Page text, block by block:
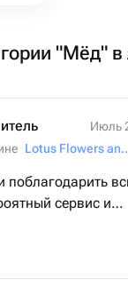
"Мёд" в
Июль
Lotus
поблагодарить
сервис и
этот